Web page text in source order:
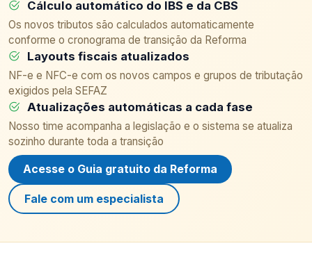
Cálculo automático do IBS e da CBS
Os novos tributos são calculados automaticamente
conforme o cronograma de transição da Reforma
Layouts fiscais atualizados
NF-e e NFC-e com os novos campos e grupos de tributação
exigidos pela SEFAZ
Atualizações automáticas a cada fase
Nosso time acompanha a legislação e o sistema se atualiza
sozinho durante toda a transição
Acesse o Guia gratuito da Reforma
Fale com um especialista